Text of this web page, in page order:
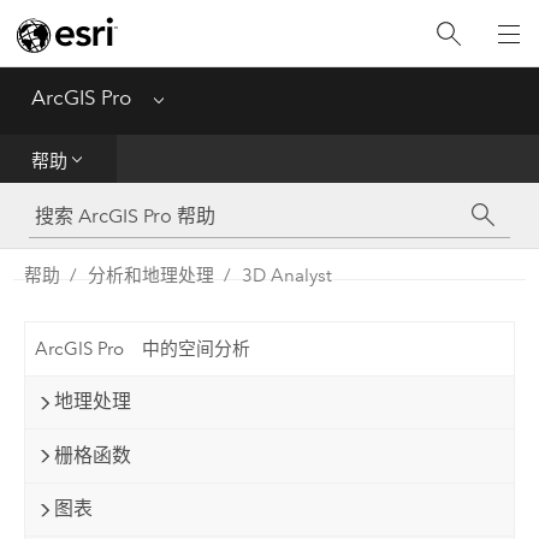
ArcGIS Pro Menu
帮助
工具参考
Python
帮助 分析和地理处理 3D Analyst
ArcGIS Pro 中的空间分析
地理处理
栅格函数
图表